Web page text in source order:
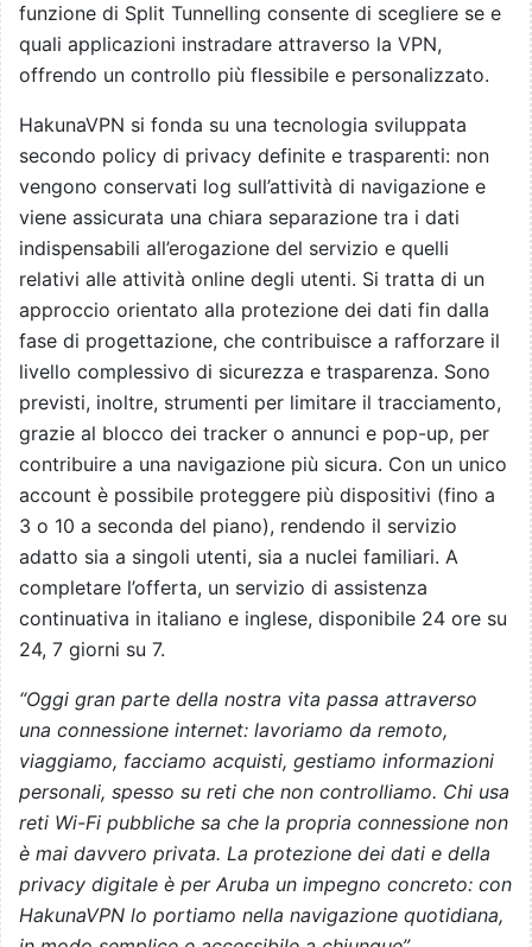
funzione di Split Tunnelling consente di scegliere se e
quali applicazioni instradare attraverso la VPN,
offrendo un controllo più flessibile e personalizzato.
HakunaVPN si fonda su una tecnologia sviluppata
secondo policy di privacy definite e trasparenti: non
vengono conservati log sull’attività di navigazione e
viene assicurata una chiara separazione tra i dati
indispensabili all’erogazione del servizio e quelli
relativi alle attività online degli utenti. Si tratta di un
approccio orientato alla protezione dei dati fin dalla
fase di progettazione, che contribuisce a rafforzare il
livello complessivo di sicurezza e trasparenza. Sono
previsti, inoltre, strumenti per limitare il tracciamento,
grazie al blocco dei tracker o annunci e pop-up, per
contribuire a una navigazione più sicura. Con un unico
account è possibile proteggere più dispositivi (fino a
3 o 10 a seconda del piano), rendendo il servizio
adatto sia a singoli utenti, sia a nuclei familiari. A
completare l’offerta, un servizio di assistenza
continuativa in italiano e inglese, disponibile 24 ore su
24, 7 giorni su 7.
“Oggi gran parte della nostra vita passa attraverso
una connessione internet: lavoriamo da remoto,
viaggiamo, facciamo acquisti, gestiamo informazioni
personali, spesso su reti che non controlliamo. Chi usa
reti Wi-Fi pubbliche sa che la propria connessione non
è mai davvero privata. La protezione dei dati e della
privacy digitale è per Aruba un impegno concreto: con
HakunaVPN lo portiamo nella navigazione quotidiana,